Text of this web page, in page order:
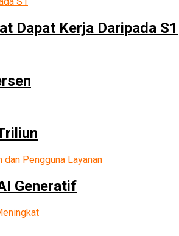
Dapat Kerja Daripada S1
Generatif